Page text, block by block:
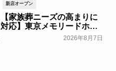
新店オープン
【家族葬ニーズの高まりに
対応】東京メモリードホー
ルに貸切型家族葬空間『第
2026年8月7日